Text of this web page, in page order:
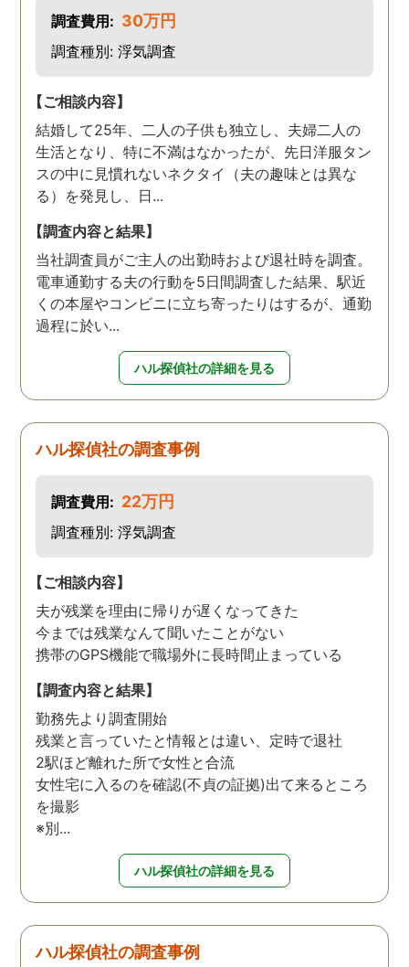
調査費用: 30万円
調査種別: 浮気調査
【ご相談内容】
結婚して25年、二人の子供も独立し、夫婦二人の
生活となり、特に不満はなかったが、先日洋服タン
スの中に見慣れないネクタイ（夫の趣味とは異な
る）を発見し、日...
【調査内容と結果】
当社調査員がご主人の出勤時および退社時を調査。
電車通勤する夫の行動を5日間調査した結果、駅近
くの本屋やコンビニに立ち寄ったりはするが、通勤
過程に於い...
ハル探偵社の詳細を見る
ハル探偵社の調査事例
調査費用: 22万円
調査種別: 浮気調査
【ご相談内容】
夫が残業を理由に帰りが遅くなってきた
今までは残業なんて聞いたことがない
携帯のGPS機能で職場外に長時間止まっている
【調査内容と結果】
勤務先より調査開始
残業と言っていたと情報とは違い、定時で退社
2駅ほど離れた所で女性と合流
女性宅に入るのを確認(不貞の証拠)出て来るところ
を撮影
※別...
ハル探偵社の詳細を見る
ハル探偵社の調査事例